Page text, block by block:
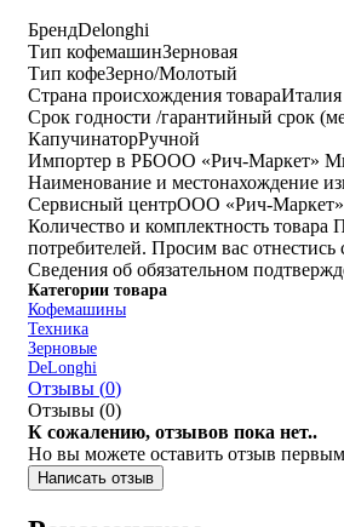
БрендDelonghi
Тип кофемашинЗерновая
Тип кофеЗерно/Молотый
Страна происхождения товараИталия
Срок годности /гарантийный срок
КапучинаторРучной
Импортер в РБООО «Рич-Маркет»
Наименование и местонахождение
Cервисный центрООО «Рич-Маркет»
Количество и комплектность товара
потребителей. Просим вас
Сведения об обязательном
Категории товара
Кофемашины
Техника
Зерновые
DeLonghi
Отзывы (0)
Отзывы (0)
К сожалению, отзывов пока нет..
Но вы можете оставить отзыв
Написать отзыв